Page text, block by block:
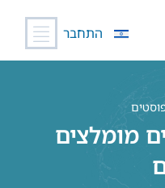
התחבר
מומלצים